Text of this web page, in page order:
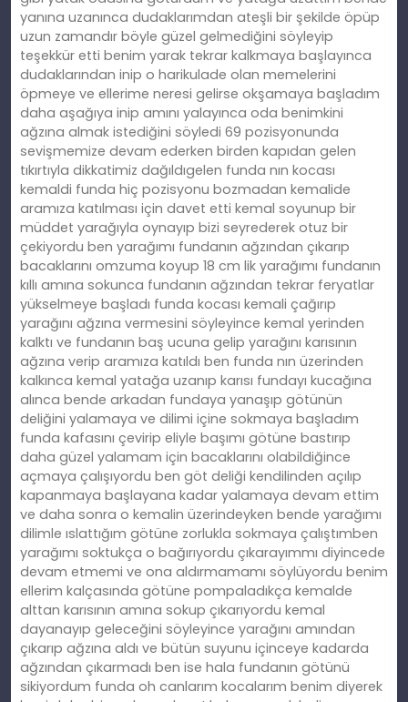
yanına uzanınca dudaklarımdan ateşli bir şekilde öpüp
uzun zamandır böyle güzel gelmediğini söyleyip
teşekkür etti benim yarak tekrar kalkmaya başlayınca
dudaklarından inip o harikulade olan memelerini
öpmeye ve ellerime neresi gelirse okşamaya başladım
daha aşağıya inip amını yalayınca oda benimkini
ağzına almak istediğini söyledi 69 pozisyonunda
sevişmemize devam ederken birden kapıdan gelen
tıkırtıyla dikkatimiz dağıldıgelen funda nın kocası
kemaldi funda hiç pozisyonu bozmadan kemalide
aramıza katılması için davet etti kemal soyunup bir
müddet yarağıyla oynayıp bizi seyrederek otuz bir
çekiyordu ben yarağımı fundanın ağzından çıkarıp
bacaklarını omzuma koyup 18 cm lik yarağımı fundanın
kıllı amına sokunca fundanın ağzından tekrar feryatlar
yükselmeye başladı funda kocası kemali çağırıp
yarağını ağzına vermesini söyleyince kemal yerinden
kalktı ve fundanın baş ucuna gelip yarağını karısının
ağzına verip aramıza katıldı ben funda nın üzerinden
kalkınca kemal yatağa uzanıp karısı fundayı kucağına
alınca bende arkadan fundaya yanaşıp götünün
deliğini yalamaya ve dilimi içine sokmaya başladım
funda kafasını çevirip eliyle başımı götüne bastırıp
daha güzel yalamam için bacaklarını olabildiğince
açmaya çalışıyordu ben göt deliği kendilinden açılıp
kapanmaya başlayana kadar yalamaya devam ettim
ve daha sonra o kemalin üzerindeyken bende yarağımı
dilimle ıslattığım götüne zorlukla sokmaya çalıştımben
yarağımı soktukça o bağırıyordu çıkarayımmı diyincede
devam etmemi ve ona aldırmamamı söylüyordu benim
ellerim kalçasında götüne pompaladıkça kemalde
alttan karısının amına sokup çıkarıyordu kemal
dayanayıp geleceğini söyleyince yarağını amından
çıkarıp ağzına aldı ve bütün suyunu içinceye kadarda
ağzından çıkarmadı ben ise hala fundanın götünü
sikiyordum funda oh canlarım kocalarım benim diyerek